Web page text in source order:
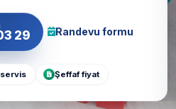
29 Randevu formu
Şeffaf fiyat